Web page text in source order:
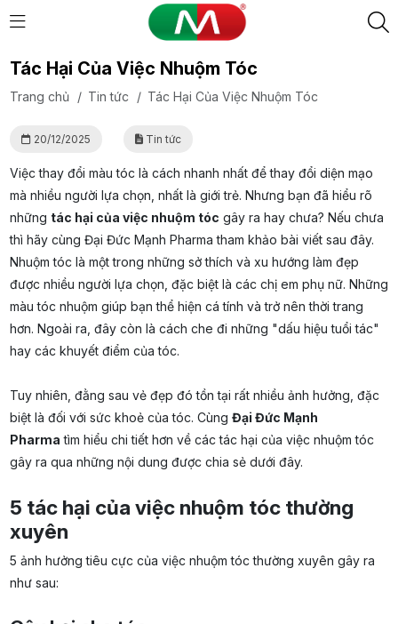
Tác Hại Của Việc Nhuộm Tóc
Trang chủ / Tin tức / Tác Hại Của Việc Nhuộm Tóc
20/12/2025 Tin tức
Việc thay đổi màu tóc là cách nhanh nhất để thay đổi diện mạo
mà nhiều người lựa chọn, nhất là giới trẻ. Nhưng bạn đã hiểu rõ
những tác hại của việc nhuộm tóc gây ra hay chưa? Nếu chưa
thì hãy cùng Đại Đức Mạnh Pharma tham khảo bài viết sau đây.
Nhuộm tóc là một trong những sở thích và xu hướng làm đẹp
được nhiều người lựa chọn, đặc biệt là các chị em phụ nữ. Những
màu tóc nhuộm giúp bạn thể hiện cá tính và trở nên thời trang
hơn. Ngoài ra, đây còn là cách che đi những "dấu hiệu tuổi tác"
hay các khuyết điểm của tóc.
Tuy nhiên, đằng sau vẻ đẹp đó tồn tại rất nhiều ảnh hưởng, đặc
biệt là đối với sức khoẻ của tóc. Cùng Đại Đức Mạnh
Pharma tìm hiểu chi tiết hơn về các tác hại của việc nhuộm tóc
gây ra qua những nội dung được chia sẻ dưới đây.
5 tác hại của việc nhuộm tóc thường
xuyên
5 ảnh hưởng tiêu cực của việc nhuộm tóc thường xuyên gây ra
như sau: